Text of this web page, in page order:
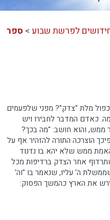
לפרשת שבוע > ספר
מלת "צדק"? מפני שלפעמים
כאדם המדבר לחבירו ויש
ממש, והוא חושב: "מה בכך?
הוצרכה התורה להזהיר אף על
ממש שלא יהא בו נדנוד
אחר הצדק ברדיפות מכל
ה' עליו, שנאמר בו "וה'
את הארץ כהמשך הפסוק: